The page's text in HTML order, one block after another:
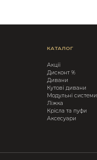
КАТАЛОГ
Акції
Дисконт %
Дивани
Кутові дивани
Модульні системи
Ліжка
Крicла та пуфи
Аксесуари